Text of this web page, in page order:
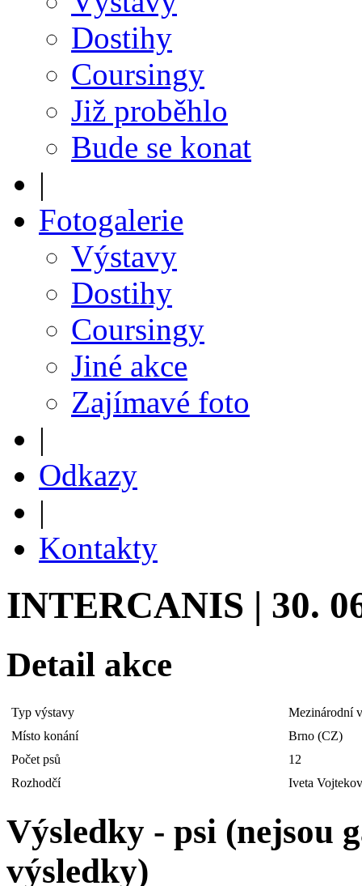
Dostihy
Coursingy
Již proběhlo
Bude se konat
|
Fotogalerie
Výstavy
Dostihy
Coursingy
Jiné akce
Zajímavé foto
|
Odkazy
|
Kontakty
INTERCANIS | 30.
Detail akce
Typ výstavy
Mezinárodní
Místo konání
Brno (CZ)
Počet psů
12
Rozhodčí
Iveta
Výsledky - psi (nejsou
výsledky)